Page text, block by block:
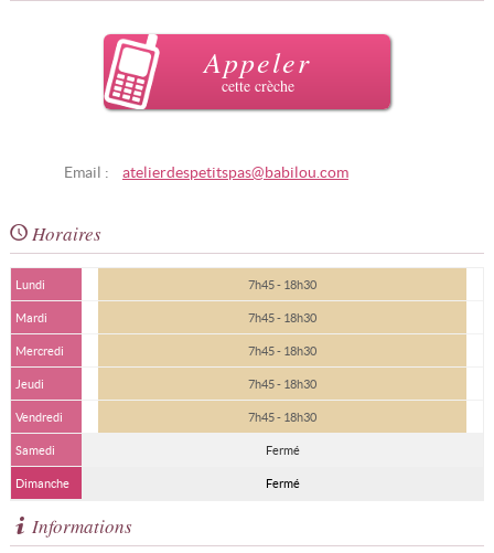
Appeler
cette crèche
Email : atelierdespetitspas@babilou.com
Horaires
Lundi 7h45 - 18h30
Mardi 7h45 - 18h30
Mercredi 7h45 - 18h30
Jeudi 7h45 - 18h30
Vendredi 7h45 - 18h30
Samedi Fermé
Dimanche Fermé
Informations